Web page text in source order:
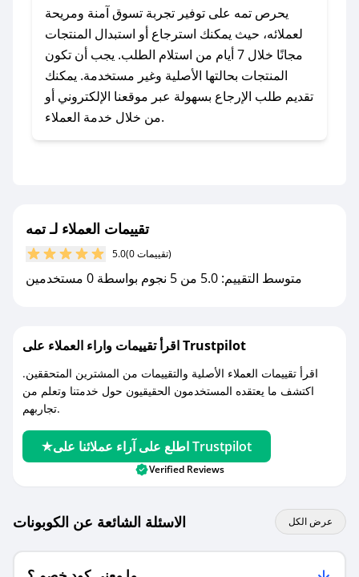
تمه؟
للحصول على كوبونات وخصومات حصرية، قم بما
يلي:
- اضغط على أيقونة متابعة لمتجر تمه في تطبيق
صحصح.
- تابع حسابنا الرسمي على تويتر وقم بتفعيل زر
مع صحصح، تسوق بذكاء ووفّر على كل مشترياتك مع
يحرص تمه على توفير تجربة تسوق آمنة ومريحة
لعملائه، حيث يمكنك استرجاع أو استبدال المنتجات
مجانًا خلال 7 أيام من استلام الطلب. يجب أن تكون
المنتجات بحالتها الأصلية وغير مستخدمة. يمكنك
تقديم طلب الإرجاع بسهولة عبر موقعنا الإلكتروني أو
من خلال خدمة العملاء.
تقييمات العملاء لـ تمه
5.0 (0 تقييمات)
متوسط التقييم: 5.0 من 5 نجوم بواسطة 0 مستخدمين
اقرأ تقييمات واراء العملاء على Trustpilot
اقرأ تقييمات العملاء الأصلية والتقييمات من المشترين المتحققين.
اكتشف ما يعتقده المستخدمون الحقيقيون حول خدمتنا وتعلم من
تجاربهم.
اطلع على آراء عملائنا على Trustpilot
Verified Reviews
الاسئلة الشائعة عن الكوبونات عرض الكل